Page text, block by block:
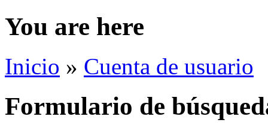
You are here
Inicio » Cuenta de usuario
Formulario de